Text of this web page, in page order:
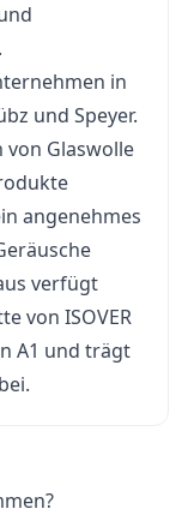
in
und Speyer.
Glaswolle
angenehmes
verfügt
von ISOVER
A1 und trägt